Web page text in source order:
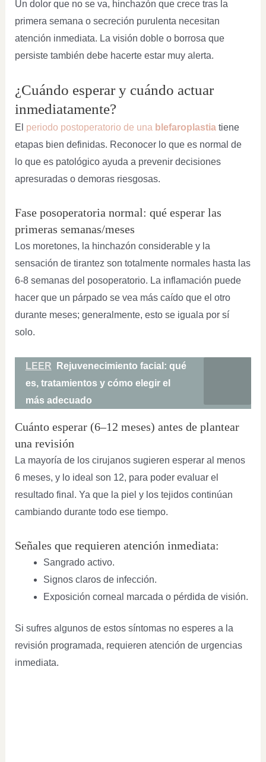
Un dolor que no se va, hinchazón que crece tras la
primera semana o secreción purulenta necesitan
atención inmediata. La visión doble o borrosa que
persiste también debe hacerte estar muy alerta.
¿Cuándo esperar y cuándo actuar
inmediatamente?
El periodo postoperatorio de una blefaroplastiatiene
etapas bien definidas. Reconocer lo que es normal de
lo que es patológico ayuda a prevenir decisiones
apresuradas o demoras riesgosas.
Fase posoperatoria normal: qué esperar las
primeras semanas/meses
Los moretones, la hinchazón considerable y la
sensación de tirantez son totalmente normales hasta las
6-8 semanas del posoperatorio. La inflamación puede
hacer que un párpado se vea más caído que el otro
durante meses; generalmente, esto se iguala por sí
solo.
LEER
Rejuvenecimiento facial: qué
es, tratamientos y cómo elegir el
más adecuado
Cuánto esperar (6–12 meses) antes de plantear
una revisión
La mayoría de los cirujanos sugieren esperar al menos
6 meses, y lo ideal son 12, para poder evaluar el
resultado final. Ya que la piel y los tejidos continúan
cambiando durante todo ese tiempo.
Señales que requieren atención inmediata:
Sangrado activo.
Signos claros de infección.
Exposición corneal marcada o pérdida de visión.
Si sufres algunos de estos síntomas no esperes a la
revisión programada, requieren atención de urgencias
inmediata.